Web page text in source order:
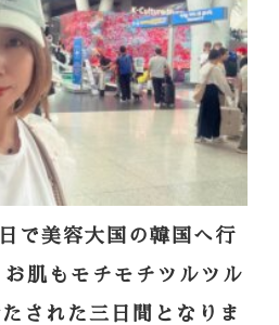
で美容大国の韓国へ行
肌もモチモチツルツル
された三日間となりま